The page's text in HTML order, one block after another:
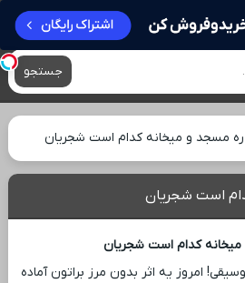
آهنگ های جدید
جستجو
ره مسجد و میخانه کدام است شجریان
است شجریان
کدام است شجریان
امروز یه اثر بدون مرز براتون آماده